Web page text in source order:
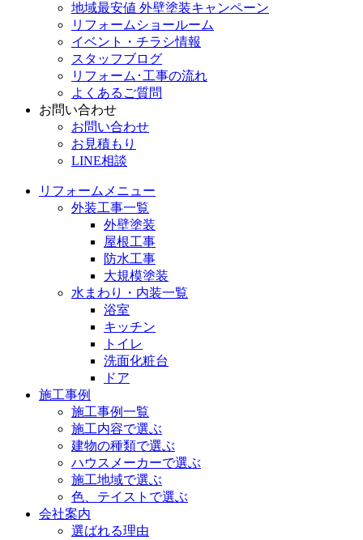
地域最安値 外壁塗装キャンペーン
リフォームショールーム
イベント・チラシ情報
スタッフブログ
リフォーム･工事の流れ
よくあるご質問
お問い合わせ
お問い合わせ
お見積もり
LINE相談
リフォームメニュー
外装工事一覧
外壁塗装
屋根工事
防水工事
大規模塗装
水まわり・内装一覧
浴室
キッチン
トイレ
洗面化粧台
ドア
施工事例
施工事例一覧
施工内容で選ぶ
建物の種類で選ぶ
ハウスメーカーで選ぶ
施工地域で選ぶ
色、テイストで選ぶ
会社案内
選ばれる理由